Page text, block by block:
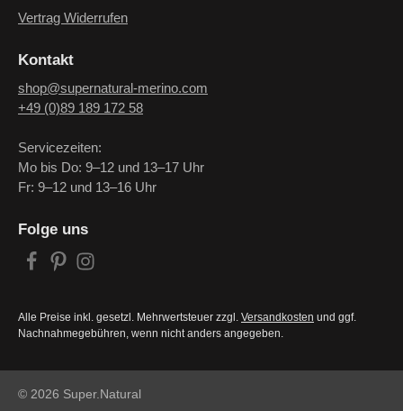
Folge uns
Alle Preise inkl. gesetzl. Mehrwertsteuer zzgl. Versandkosten und ggf.
Nachnahmegebühren, wenn nicht anders angegeben.
Vertrag Widerrufen
Kontakt
shop@supernatural-merino.com
+49 (0)89 189 172 58
Servicezeiten:
Mo bis Do: 9–12 und 13–17 Uhr
Fr: 9–12 und 13–16 Uhr
© 2026 Super.Natural